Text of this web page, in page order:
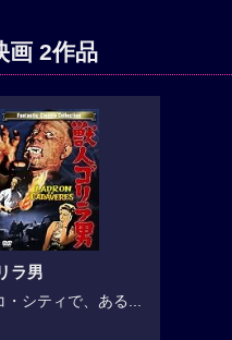
画 2作品
ラ男
・シティで、ある...